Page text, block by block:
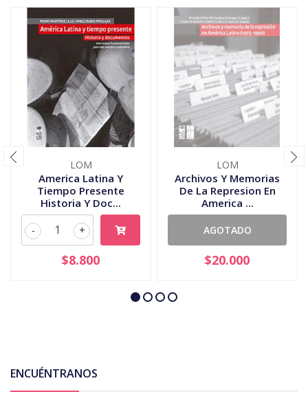
LOM
America Latina Y
Tiempo Presente
Historia Y Doc...
+
-
$8.800
LOM
Archivos Y Memorias
De La Represion En
America ...
AGOTADO
$20.000
ENCUÉNTRANOS